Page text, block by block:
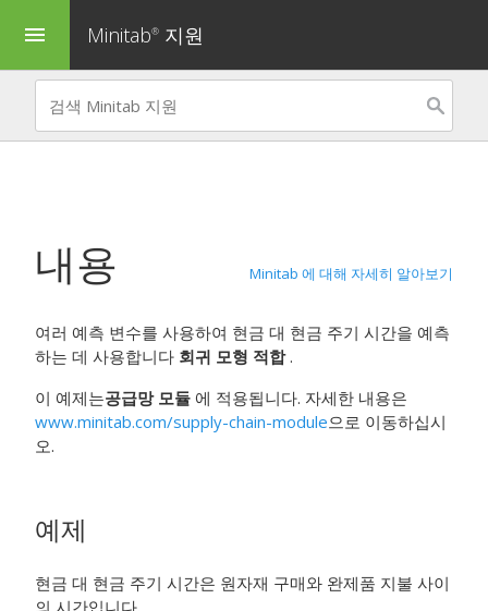
menu Minitab® 지원
내용 Minitab 에 대해 자세히 알아보기
여러 예측 변수를 사용하여 현금 대 현금 주기 시간을 예측
하는 데 사용합니다 회귀 모형 적합.
이 예제는공급망 모듈 에 적용됩니다. 자세한 내용은
www.minitab.com/supply-chain-module으로 이동하십시
오.
예제
현금 대 현금 주기 시간은 원자재 구매와 완제품 지불 사이
의 시간입니다.